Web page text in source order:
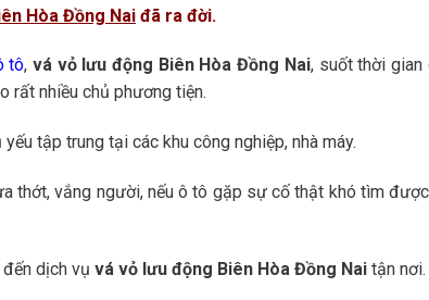
Hòa Đồng Nai đã ra đời.
tô,vá vỏ lưu động Biên Hòa Đồng Nai, suốt thời gian
rất nhiều chủ phương tiện.
tập trung tại các khu công nghiệp, nhà máy.
thớt, vắng người, nếu ô tô gặp sự cố thật khó tìm
dịch vụ vá vỏ lưu động Biên Hòa Đồng Nai tận nơi.